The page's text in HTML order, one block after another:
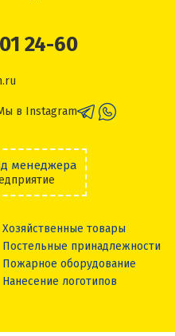
24-60
в Instagram
менеджера
Хозяйственные товары
Постельные принадлежности
Пожарное оборудование
Нанесение логотипов